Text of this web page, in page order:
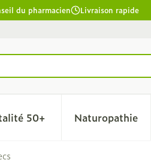
du pharmacien Livraison rapide
hygiène
Régime, alimentation &
pour la catégorie
50+
Afficher le sous-menu pour
Naturopathie
Afficher